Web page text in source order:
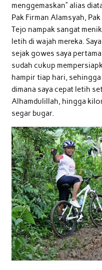
menggemaskan” alias
Pak Firman Alamsyah,
Tejo nampak sangat
letih di wajah mereka.
sejak gowes saya
sudah cukup
hampir tiap hari,
dimana saya cepat letih
Alhamdulillah, hingga
segar bugar.